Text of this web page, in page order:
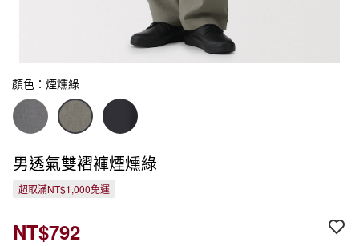
顏色：煙燻綠
男透氣雙褶褲煙燻綠
超取滿NT$1,000免運
NT$792